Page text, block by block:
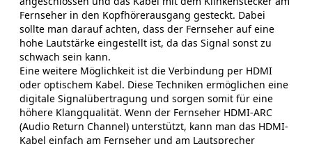
Fernseher in den Kopfhörerausgang gesteckt. Dabei
sollte man darauf achten, dass der Fernseher auf eine
hohe Lautstärke eingestellt ist, da das Signal sonst zu
schwach sein kann.
Eine weitere Möglichkeit ist die Verbindung per HDMI
oder optischem Kabel. Diese Techniken ermöglichen eine
digitale Signalübertragung und sorgen somit für eine
höhere Klangqualität. Wenn der Fernseher HDMI-ARC
(Audio Return Channel) unterstützt, kann man das HDMI-
Kabel einfach am Fernseher und am Lautsprecher